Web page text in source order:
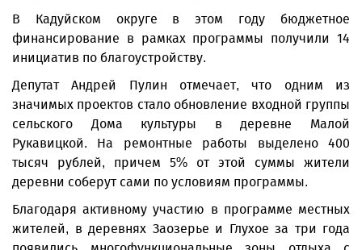
В Кадуйском округе в этом году бюджетное
финансирование в рамках программы получили 14
инициатив по благоустройству.
Депутат Андрей Пулин отмечает, что одним из
значимых проектов стало обновление входной группы
сельского Дома культуры в деревне Малой
Рукавицкой. На ремонтные работы выделено 400
тысяч рублей, причем 5% от этой суммы жители
деревни соберут сами по условиям программы.
Благодаря активному участию в программе местных
жителей, в деревнях Заозерье и Глухое за три года